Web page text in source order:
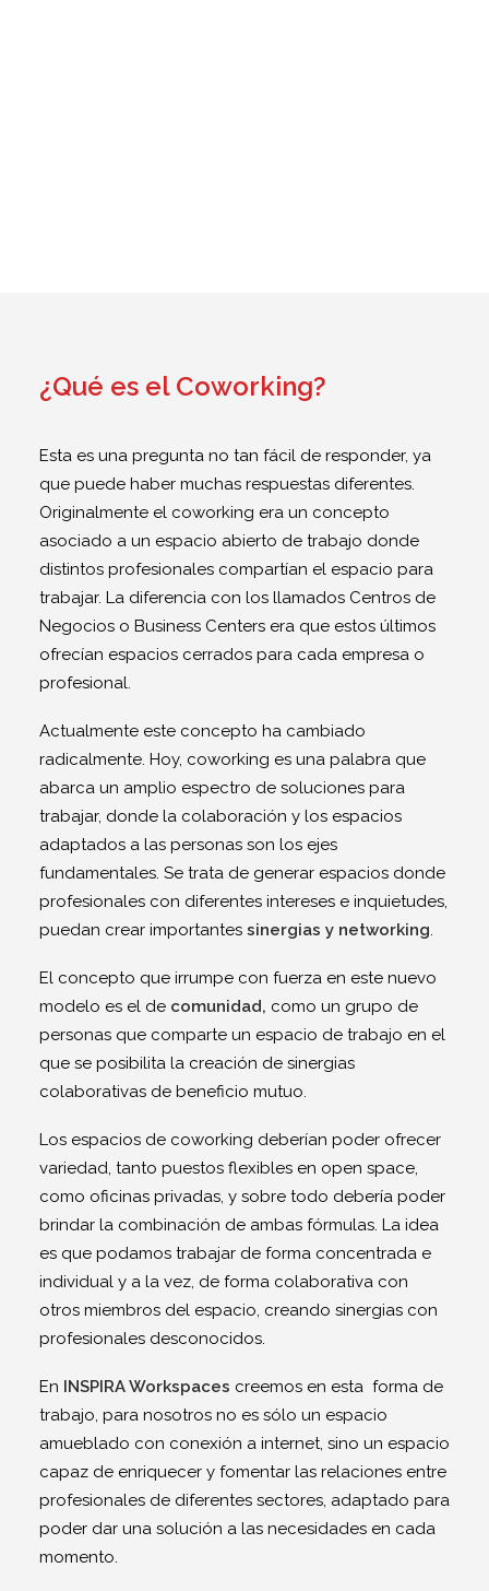
¿Qué es el Coworking?
Esta es una pregunta no tan fácil de responder, ya
que puede haber muchas respuestas diferentes.
Originalmente el coworking era un concepto
asociado a un espacio abierto de trabajo donde
distintos profesionales compartían el espacio para
trabajar. La diferencia con los llamados Centros de
Negocios o Business Centers era que estos últimos
ofrecían espacios cerrados para cada empresa o
profesional.
Actualmente este concepto ha cambiado
radicalmente. Hoy, coworking es una palabra que
abarca un amplio espectro de soluciones para
trabajar, donde la colaboración y los espacios
adaptados a las personas son los ejes
fundamentales. Se trata de generar espacios donde
profesionales con diferentes intereses e inquietudes,
puedan crear importantes sinergias y networking.
El concepto que irrumpe con fuerza en este nuevo
modelo es el de comunidad, como un grupo de
personas que comparte un espacio de trabajo en el
que se posibilita la creación de sinergias
colaborativas de beneficio mutuo.
Los espacios de coworking deberían poder ofrecer
variedad, tanto puestos flexibles en open space,
como oficinas privadas, y sobre todo debería poder
brindar la combinación de ambas fórmulas. La idea
es que podamos trabajar de forma concentrada e
individual y a la vez, de forma colaborativa con
otros miembros del espacio, creando sinergias con
profesionales desconocidos.
En INSPIRA Workspaces creemos en esta forma de
trabajo, para nosotros no es sólo un espacio
amueblado con conexión a internet, sino un espacio
capaz de enriquecer y fomentar las relaciones entre
profesionales de diferentes sectores, adaptado para
poder dar una solución a las necesidades en cada
momento.